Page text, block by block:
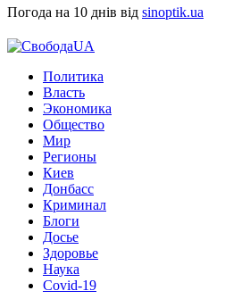
Погода на 10 днів від sinoptik.ua
Политика
Власть
Экономика
Общество
Мир
Регионы
Киев
Донбасс
Криминал
Блоги
Досье
Здоровье
Наука
Covid-19